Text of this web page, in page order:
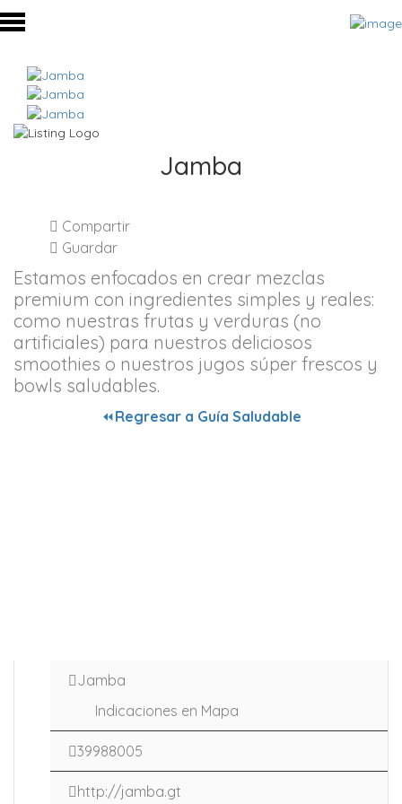
Jamba
Compartir
Guardar
Estamos enfocados en crear mezclas
premium con ingredientes simples y reales:
como nuestras frutas y verduras (no
artificiales) para nuestros deliciosos
smoothies o nuestros jugos súper frescos y
bowls saludables.
⏪Regresar a Guía Saludable
Jamba
Indicaciones en Mapa
39988005
http://jamba.gt